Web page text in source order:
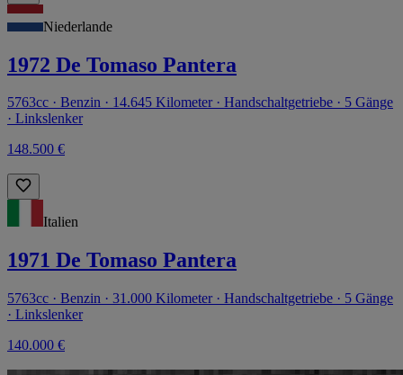
Niederlande
1972 De Tomaso Pantera
5763cc · Benzin · 14.645 Kilometer · Handschaltgetriebe · 5 Gänge
· Linkslenker
148.500 €
Italien
1971 De Tomaso Pantera
5763cc · Benzin · 31.000 Kilometer · Handschaltgetriebe · 5 Gänge
· Linkslenker
140.000 €